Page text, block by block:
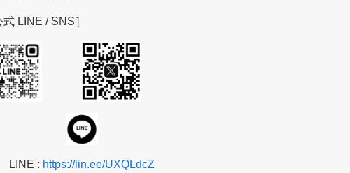
式 LINE / SNS］
LINE : https://lin.ee/UXQLdcZ